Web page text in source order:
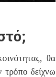
θα
τρόπο δείχνω